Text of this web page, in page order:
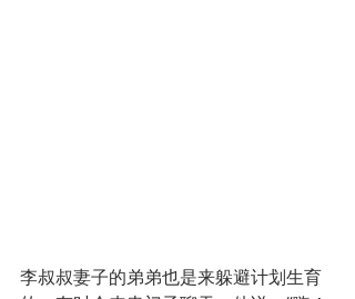
李叔叔妻子的弟弟也是来躲避计划生育